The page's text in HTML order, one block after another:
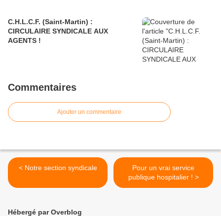
C.H.L.C.F. (Saint-Martin) :
CIRCULAIRE SYNDICALE AUX
AGENTS !
Commentaires
Ajouter un commentaire
< Notre section syndicale
Pour un vrai service
publique hospitalier ! >
Hébergé par Overblog